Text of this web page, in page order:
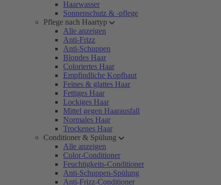
Haarwasser
Sonnenschutz & -pflege
Pflege nach Haartyp
Alle anzeigen
Anti-Frizz
Anti-Schuppen
Blondes Haar
Coloriertes Haar
Empfindliche Kopfhaut
Feines & glattes Haar
Fettiges Haar
Lockiges Haar
Mittel gegen Haarausfall
Normales Haar
Trockenes Haar
Conditioner & Spülung
Alle anzeigen
Color-Conditioner
Feuchtigkeits-Conditioner
Anti-Schuppen-Spülung
Anti-Frizz-Conditioner